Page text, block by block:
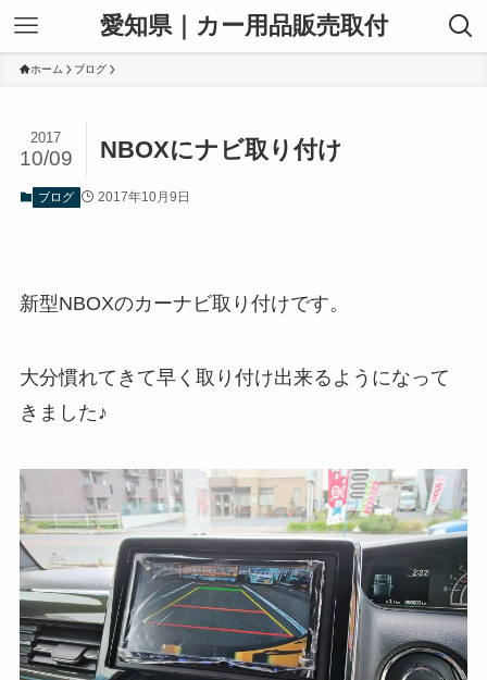
愛知県｜カー用品販売取付
ホーム ブログ
NBOXにナビ取り付け
2017
10/09
ブログ 2017年10月9日
新型NBOXのカーナビ取り付けです。
大分慣れてきて早く取り付け出来るようになって
きました♪